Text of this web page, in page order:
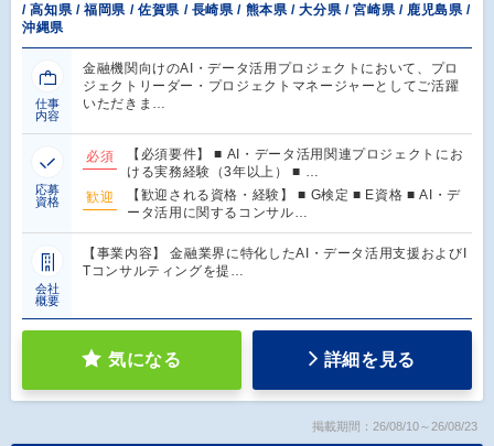
/ 高知県 / 福岡県 / 佐賀県 / 長崎県 / 熊本県 / 大分県 / 宮崎県 / 鹿児島県 /
沖縄県
仕事
内容
金融機関向けのAI・データ活用プロジェクトにおいて、プロ
ジェクトリーダー・プロジェクトマネージャーとしてご活躍
いただきま…
応募
資格
必須
【必須要件】 ■ AI・データ活用関連プロジェクトにお
ける実務経験（3年以上） ■ …
歓迎
【歓迎される資格・経験】 ■ G検定 ■ E資格 ■ AI・デ
ータ活用に関するコンサル…
会社
概要
【事業内容】 金融業界に特化したAI・データ活用支援およびI
Tコンサルティングを提…
気になる 詳細を見る
掲載期間：26/08/10～26/08/23